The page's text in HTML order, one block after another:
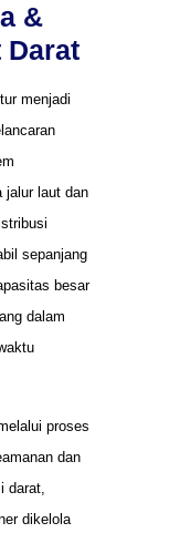
&
menjadi
jalur laut dan
sepanjang
besar
dalam
proses
dan
darat,
dikelola